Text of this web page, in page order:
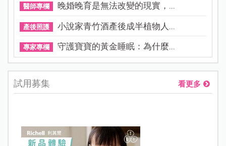
醫師專欄 晚婚晚育是無法改變的現實，...
產後照護 小說家青竹酒產後成半植物人...
專家專欄 守護寶寶的黃金睡眠：為什麼...
試用募集 看更多